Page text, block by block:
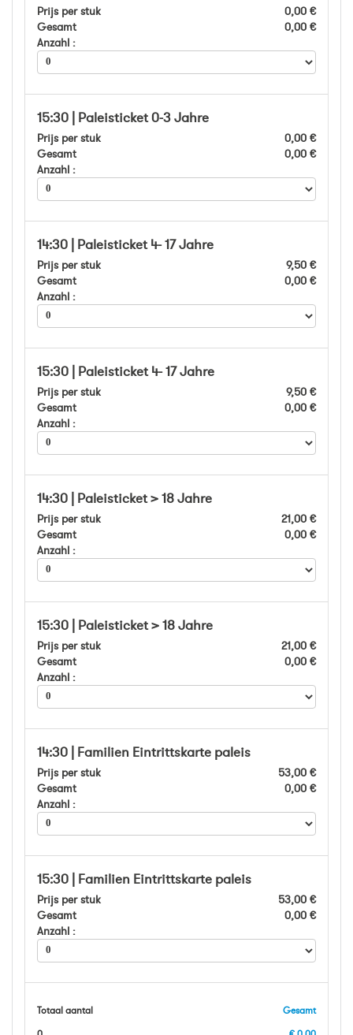
Prijs per stuk
0,00 €
Gesamt
0,00 €
Anzahl :
15:30 | Paleisticket 0-3 Jahre
Prijs per stuk
0,00 €
Gesamt
0,00 €
Anzahl :
14:30 | Paleisticket 4- 17 Jahre
Prijs per stuk
9,50 €
Gesamt
0,00 €
Anzahl :
15:30 | Paleisticket 4- 17 Jahre
Prijs per stuk
9,50 €
Gesamt
0,00 €
Anzahl :
14:30 | Paleisticket > 18 Jahre
Prijs per stuk
21,00 €
Gesamt
0,00 €
Anzahl :
15:30 | Paleisticket > 18 Jahre
Prijs per stuk
21,00 €
Gesamt
0,00 €
Anzahl :
14:30 | Familien Eintrittskarte paleis
Prijs per stuk
53,00 €
Gesamt
0,00 €
Anzahl :
15:30 | Familien Eintrittskarte paleis
Prijs per stuk
53,00 €
Gesamt
0,00 €
Anzahl :
Gesamt
Totaal aantal